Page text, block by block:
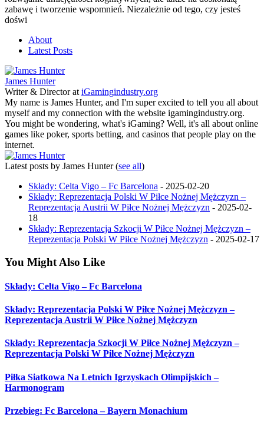
zabawę i tworzenie wspomnień. Niezależnie od tego, czy jesteś
doświ
About
Latest Posts
James Hunter
Writer & Directorat iGamingindustry.org
My name is James Hunter, and I'm super excited to tell you all about
myself and my connection with the website igamingindustry.org.
You might be wondering, what's iGaming? Well, it's all about online
games like poker, sports betting, and casinos that people play on the
internet.
Latest posts by James Hunter(see all)
Składy: Celta Vigo – Fc Barcelona - 2025-02-20
Składy: Reprezentacja Polski W Piłce Nożnej Mężczyzn –
Reprezentacja Austrii W Piłce Nożnej Mężczyzn - 2025-02-
18
Składy: Reprezentacja Szkocji W Piłce Nożnej Mężczyzn –
Reprezentacja Polski W Piłce Nożnej Mężczyzn - 2025-02-17
You Might Also Like
Składy: Celta Vigo – Fc Barcelona
Składy: Reprezentacja Polski W Piłce Nożnej Mężczyzn –
Reprezentacja Austrii W Piłce Nożnej Mężczyzn
Składy: Reprezentacja Szkocji W Piłce Nożnej Mężczyzn –
Reprezentacja Polski W Piłce Nożnej Mężczyzn
Piłka Siatkowa Na Letnich Igrzyskach Olimpijskich –
Harmonogram
Przebieg: Fc Barcelona – Bayern Monachium